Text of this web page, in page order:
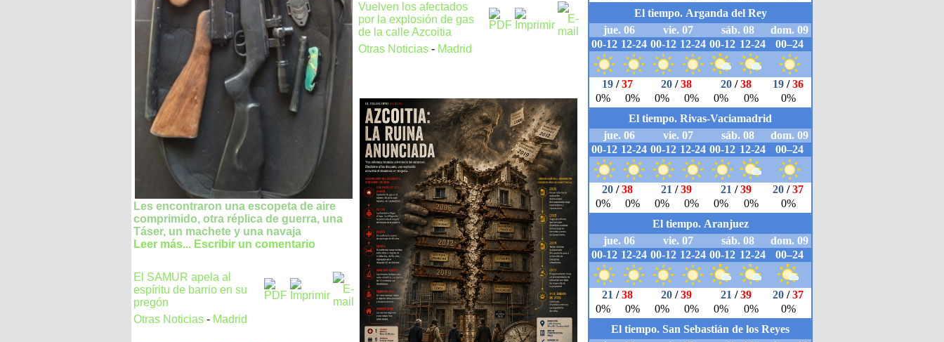
Les encontraron una escopeta de aire
comprimido, otra réplica de guerra, una
Táser, un machete y una navaja
Leer más... Escribir un comentario
El SAMUR apela al
espíritu de barrio en su
pregón
Otras Noticias - Madrid
Vuelven los afectados
por la explosión de gas
de la calle Azcoitia
Otras Noticias - Madrid